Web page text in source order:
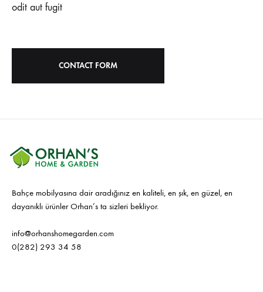
odit aut fugit
CONTACT FORM
Bahçe mobilyasına dair aradığınız en kaliteli, en şık, en güzel, en
dayanıklı ürünler Orhan’s ta sizleri bekliyor.
info@orhanshomegarden.com
0(282) 293 34 58